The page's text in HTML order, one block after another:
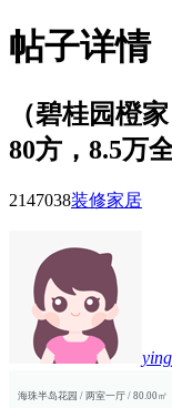
帖子详情
（碧桂园橙
80方，8.5万
2147038装修家居
海珠半岛花园 / 两室一厅 / 80.00㎡